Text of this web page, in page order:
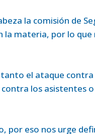
la comisión de
la materia, por lo que
el ataque
los asistentes
por eso nos urge